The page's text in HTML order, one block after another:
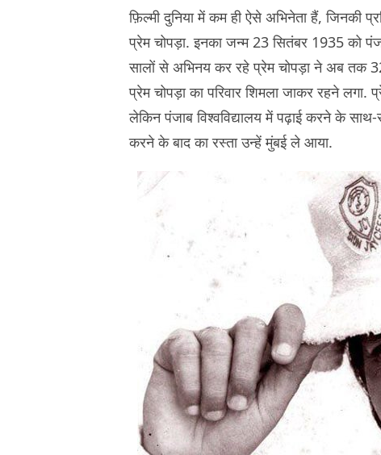
फ़िल्मी दुनिया में कम ही ऐसे अभिनेता हैं, जिनकी
प्रेम चोपड़ा. इनका जन्म 23 सितंबर 1935 को
सालों से अभिनय कर रहे प्रेम चोपड़ा ने अब तक
प्रेम चोपड़ा का परिवार शिमला जाकर रहने
लेकिन पंजाब विश्वविद्यालय में पढ़ाई करने के
करने के बाद का रस्ता उन्हें मुंबई ले आया.